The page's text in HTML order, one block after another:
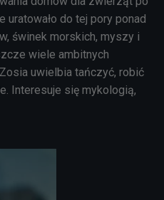
uratowało do tej pory ponad
świnek morskich, myszy i
wiele ambitnych
uwielbia tańczyć, robić
Interesuje się mykologią,